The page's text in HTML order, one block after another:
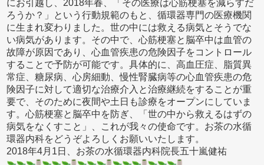
にお引越し、2018年春、「その医療は心筋梗塞を減らすだ
ろうか？」という行動規範のもと、循環器専門の医療機関
に生まれ変わりました。世の中には救える病気とそうでな
い病気があります。その中で、心筋梗塞と脳卒中は血管の
故障が原因であり、心血管疾患の危険因子をコントロール
することで予防が可能です。具体的に、高血圧症、脂質異
常症、糖尿病、心房細動、慢性腎臓病等の心血管疾患の危
険因子に対して適切な治療介入と治療継続をすることが重
要で、そのために夜間や土日も診療をオープンにしていま
す。心筋梗塞と脳卒中を防ぎ、「世の中から救えるはずの
病気をなくすこと」、これが我々の使命です。お茶の水循
環器内科をどうぞよろしくお願いいたします。
2018年4月1日、お茶の水循環器内科院長五十嵐健祐